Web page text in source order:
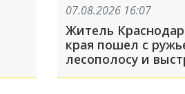
07.08.2026 16:07
Житель
края пошел с
лесополосу и
человека